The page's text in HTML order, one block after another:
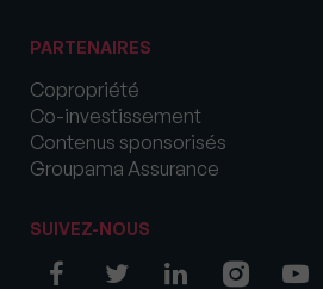
PARTENAIRES
Copropriété
Co-investissement
Contenus sponsorisés
Groupama Assurance
SUIVEZ-NOUS